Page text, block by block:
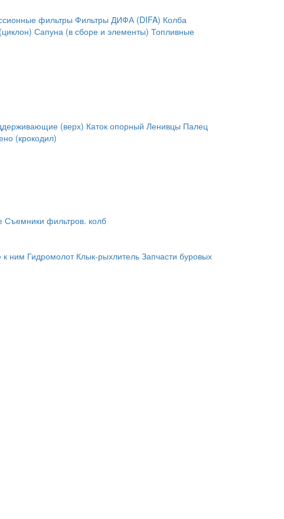
фильтры Фильтры ДИФА (DIFA) Колба
Сапуна (в сборе и элементы) Топливные
(верх) Каток опорный Ленивцы Палец
(крокодил)
Съемники фильтров. колб
к ним Гидромолот Клык-рыхлитель Запчасти буровых